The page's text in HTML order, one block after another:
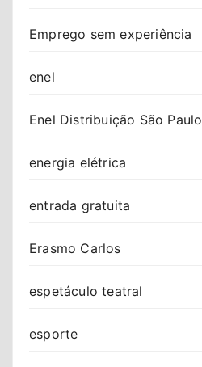
Emprego sem experiência
enel
Enel Distribuição São Paulo
energia elétrica
entrada gratuita
Erasmo Carlos
espetáculo teatral
esporte